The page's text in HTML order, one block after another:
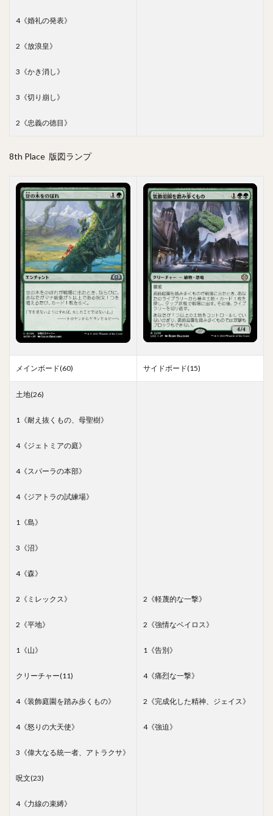
4《婚礼の発表》
2《放浪皇》
3《かき消し》
3《切り崩し》
2《忠義の徳目》
8th Place 版図ランプ
メインボード(60) サイドボード(15)
土地(26)
1《耐え抜くもの、母聖樹》
4《ジェトミアの庭》
4《スパーラの本部》
4《ジアトラの試練場》
1《島》
3《沼》
4《森》
2《ミレックス》
2《平地》
1《山》
クリーチャー(11)
4《装飾庭園を踏み歩くもの》
4《怒りの大天使》
3《偉大なる統一者、アトラクサ》
呪文(23)
4《力線の束縛》
2《軽蔑的な一撃》
2《強情なベイロス》
1《告別》
4《痛烈な一撃》
2《完成化した精神、ジェイス》
4《強迫》